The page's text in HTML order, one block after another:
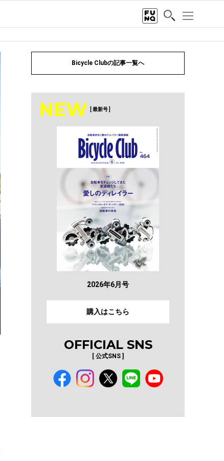
Bicycle Clubの記事一覧へ
NEW [ 最新号 ]
2026年6月号
購入はこちら
OFFICIAL SNS
[ 公式SNS ]